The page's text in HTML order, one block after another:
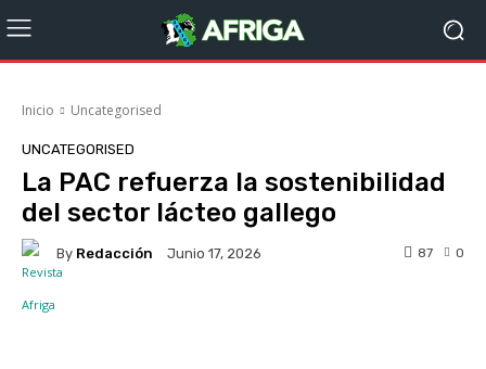
Inicio Uncategorised
UNCATEGORISED
La PAC refuerza la sostenibilidad
del sector lácteo gallego
By Redacción Junio 17, 2026 0
87